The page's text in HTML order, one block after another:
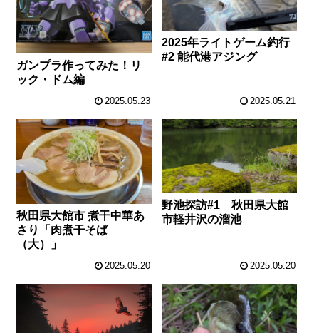
ガンプラ作ってみた！リ
ック・ドム編
2025.05.23
2025年ライトゲーム釣行
#2 能代港アジング
2025.05.21
秋田県大館市 煮干中華あ
さり「肉煮干そば
（大）」
2025.05.20
野池探訪#1 秋田県大館
市軽井沢の溜池
2025.05.20